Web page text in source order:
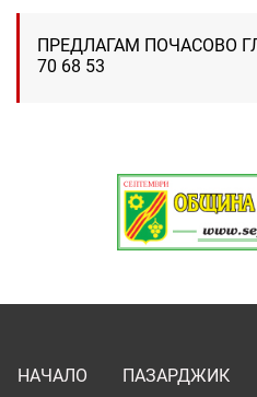
ПРЕДЛАГАМ ПОЧАСОВО
70 68 53
НАЧАЛО ПАЗАРДЖИК